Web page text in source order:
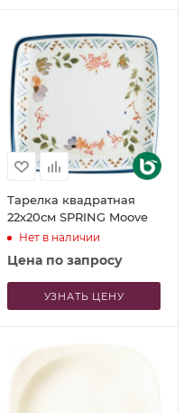
Тарелка квадратная
22x20см SPRING Moove
Нет в наличии
Цена по запросу
УЗНАТЬ ЦЕНУ